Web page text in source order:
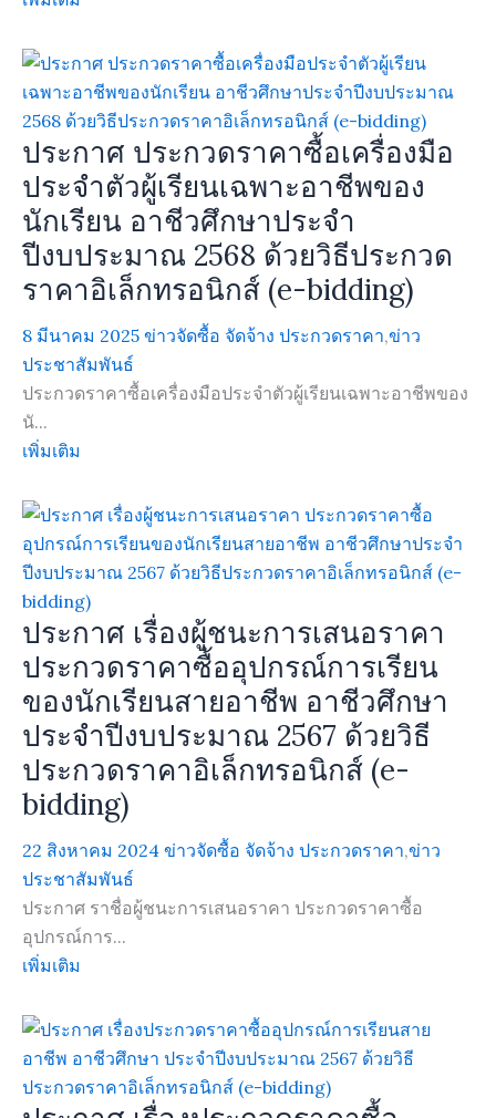
ประกาศ ประกวดราคาซื้อเครื่องมือ
ประจำตัวผู้เรียนเฉพาะอาชีพของ
นักเรียน อาชีวศึกษาประจำ
ปีงบประมาณ 2568 ด้วยวิธีประกวด
ราคาอิเล็กทรอนิกส์ (e-bidding)
8 มีนาคม 2025 ข่าวจัดซื้อ จัดจ้าง ประกวดราคา,ข่าว
ประชาสัมพันธ์
ประกวดราคาซื้อเครื่องมือประจำตัวผู้เรียนเฉพาะอาชีพของ
นั...
เพิ่มเติม
ประกาศ เรื่องผู้ชนะการเสนอราคา
ประกวดราคาซื้ออุปกรณ์การเรียน
ของนักเรียนสายอาชีพ อาชีวศึกษา
ประจำปีงบประมาณ 2567 ด้วยวิธี
ประกวดราคาอิเล็กทรอนิกส์ (e-
bidding)
22 สิงหาคม 2024 ข่าวจัดซื้อ จัดจ้าง ประกวดราคา,ข่าว
ประชาสัมพันธ์
ประกาศ ราชื่อผู้ชนะการเสนอราคา ประกวดราคาซื้อ
อุปกรณ์การ...
เพิ่มเติม